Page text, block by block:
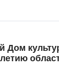
Дом